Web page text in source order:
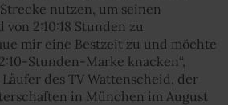
nutzen, um seinen
2:10:18 Stunden zu
mir eine Bestzeit zu und möchte
Stunden-Marke knacken“,
des TV Wattenscheid, der
in München im August